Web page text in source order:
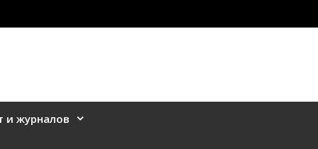
и журналов